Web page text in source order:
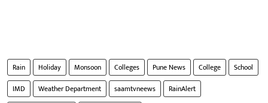
Rain Holiday Monsoon Colleges Pune News College
School
IMD
Weather Department saamtvneews
RainAlert